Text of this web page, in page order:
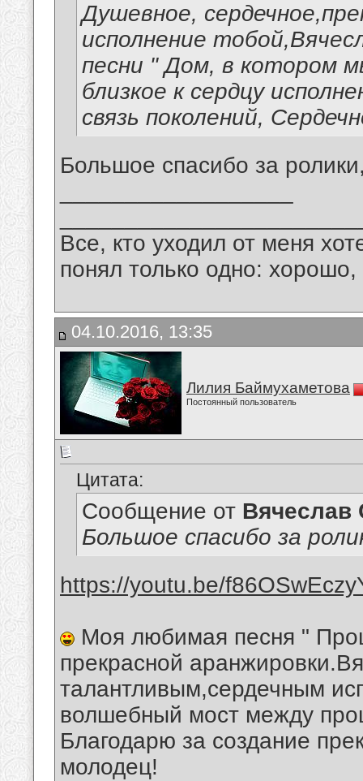
Душевное,
исполнение
песни " Дом, в котором
близкое к сердцу
связь поколений,
Большое спасибо за
Все, кто уходил от меня
понял только одно:
04.10.2016, 13:35
Лилия Баймухаметова
Постоянный пользователь
Цитата:
Сообщение от Вячеслав
Большое спасибо за
https://youtu.be/
Моя любимая песня "
прекрасной
талантливым,сердечным
волшебный мост между
Благодарю за создание
молодец!